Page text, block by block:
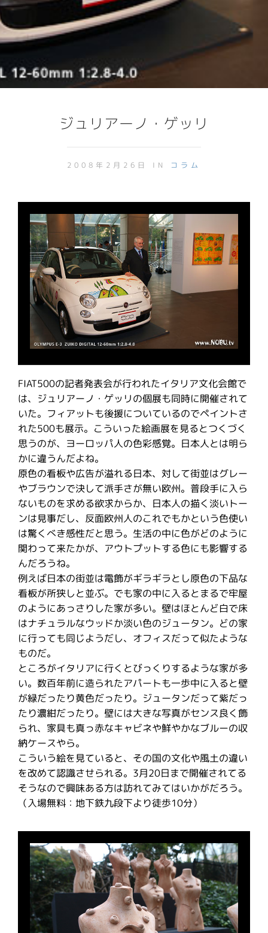
ジュリアーノ・ゲッリ
2008年2月26日 IN コラム
FIAT500の記者発表会が行われたイタリア文化会館で
は、ジュリアーノ・ゲッリの個展も同時に開催されて
いた。フィアットも後援についているのでペイントさ
れた500も展示。こういった絵画展を見るとつくづく
思うのが、ヨーロッパ人の色彩感覚。日本人とは明ら
かに違うんだよね。
原色の看板や広告が溢れる日本、対して街並はグレー
やブラウンで決して派手さが無い欧州。普段手に入ら
ないものを求める欲求からか、日本人の描く淡いトー
ンは見事だし、反面欧州人のこれでもかという色使い
は驚くべき感性だと思う。生活の中に色がどのように
関わって来たかが、アウトプットする色にも影響する
んだろうね。
例えば日本の街並は電飾がギラギラとし原色の下品な
看板が所狭しと並ぶ。でも家の中に入るとまるで牢屋
のようにあっさりした家が多い。壁はほとんど白で床
はナチュラルなウッドか淡い色のジュータン。どの家
に行っても同じようだし、オフィスだって似たような
ものだ。
ところがイタリアに行くとびっくりするような家が多
い。数百年前に造られたアパートも一歩中に入ると壁
が緑だったり黄色だったり。ジュータンだって紫だっ
たり濃紺だったり。壁には大きな写真がセンス良く飾
られ、家具も真っ赤なキャビネや鮮やかなブルーの収
納ケースやら。
こういう絵を見ていると、その国の文化や風土の違い
を改めて認識させられる。3月20日まで開催されてる
そうなので興味ある方は訪れてみてはいかがだろう。
（入場無料：地下鉄九段下より徒歩10分）